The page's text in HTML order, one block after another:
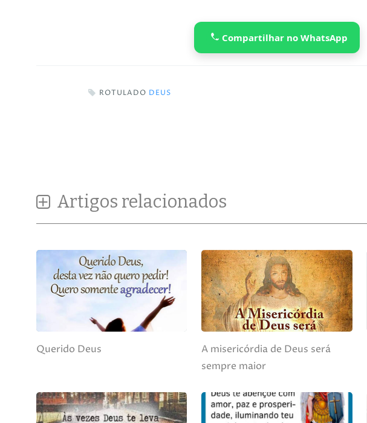
Compartilhar no WhatsApp
ROTULADO DEUS
Artigos relacionados
Querido Deus
A misericórdia de Deus será
sempre maior